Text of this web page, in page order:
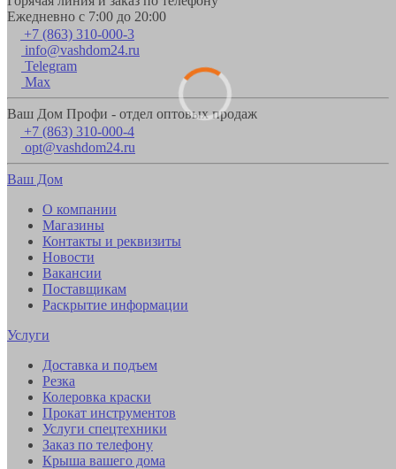
Ежедневно с 7:00 до 20:00
+7 (863) 310-000-3
info@vashdom24.ru
Telegram
Max
Ваш Дом Профи - отдел оптовых продаж
+7 (863) 310-000-4
opt@vashdom24.ru
Ваш Дом
О компании
Магазины
Контакты и реквизиты
Новости
Вакансии
Поставщикам
Раскрытие информации
Услуги
Доставка и подъем
Резка
Колеровка краски
Прокат инструментов
Услуги спецтехники
Заказ по телефону
Крыша вашего дома